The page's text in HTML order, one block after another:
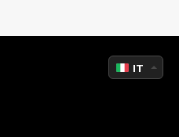
IT